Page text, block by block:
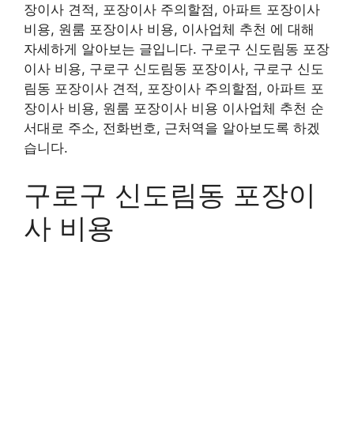
장이사 견적, 포장이사 주의할점, 아파트 포장이사
비용, 원룸 포장이사 비용, 이사업체 추천 에 대해
자세하게 알아보는 글입니다. 구로구 신도림동 포장
이사 비용, 구로구 신도림동 포장이사, 구로구 신도
림동 포장이사 견적, 포장이사 주의할점, 아파트 포
장이사 비용, 원룸 포장이사 비용 이사업체 추천 순
서대로 주소, 전화번호, 근처역을 알아보도록 하겠
습니다.
구로구 신도림동 포장이
사 비용